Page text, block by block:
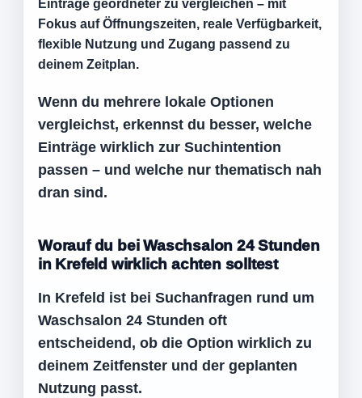
Einträge geordneter zu vergleichen – mit
Fokus auf Öffnungszeiten, reale Verfügbarkeit,
flexible Nutzung und Zugang passend zu
deinem Zeitplan.
Wenn du mehrere lokale Optionen
vergleichst, erkennst du besser, welche
Einträge wirklich zur Suchintention
passen – und welche nur thematisch nah
dran sind.
Worauf du bei Waschsalon 24 Stunden
in Krefeld wirklich achten solltest
In Krefeld ist bei Suchanfragen rund um
Waschsalon 24 Stunden oft
entscheidend, ob die Option wirklich zu
deinem Zeitfenster und der geplanten
Nutzung passt.